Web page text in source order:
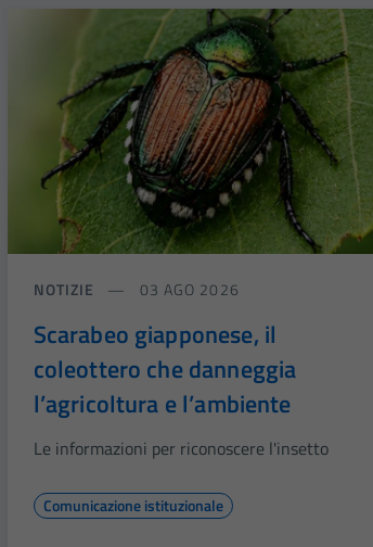
NOTIZIE 03 AGO 2026
Scarabeo giapponese, il
coleottero che danneggia
l’agricoltura e l’ambiente
Le informazioni per riconoscere l'insetto
Comunicazione istituzionale